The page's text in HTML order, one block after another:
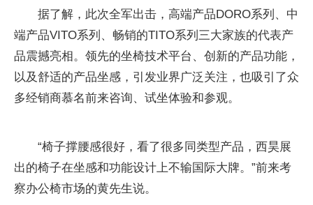
据了解，此次全军出击，高端产品DORO系列、中
端产品VITO系列、畅销的TITO系列三大家族的代表产
品震撼亮相。领先的坐椅技术平台、创新的产品功能，
以及舒适的产品坐感，引发业界广泛关注，也吸引了众
多经销商慕名前来咨询、试坐体验和参观。
“椅子撑腰感很好，看了很多同类型产品，西昊展
出的椅子在坐感和功能设计上不输国际大牌。”前来考
察办公椅市场的黄先生说。